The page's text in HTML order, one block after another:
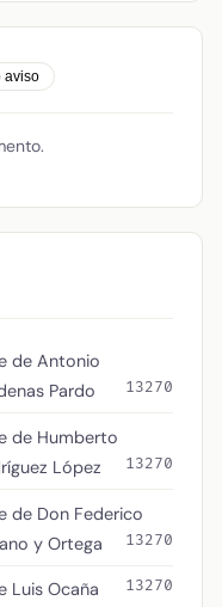
aviso
de Antonio
Pardo
13270
de Humberto
López
13270
de Don Federico
y Ortega
13270
Luis Ocaña 13270